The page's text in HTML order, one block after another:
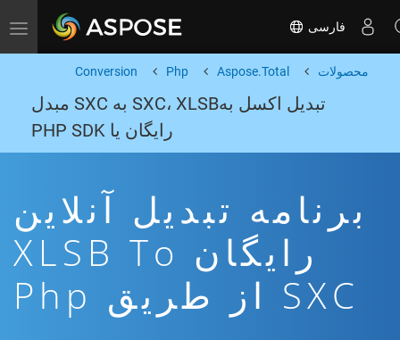
Toggle navigation فارسی
محصولات Aspose.Total
Php
Conversion
تبدیل اکسل بهSXC، XLSB به SXC مبدل
رایگان یا PHP SDK
برنامه تبدیل آنلاین
رایگان XLSB To
SXC از طریق Php